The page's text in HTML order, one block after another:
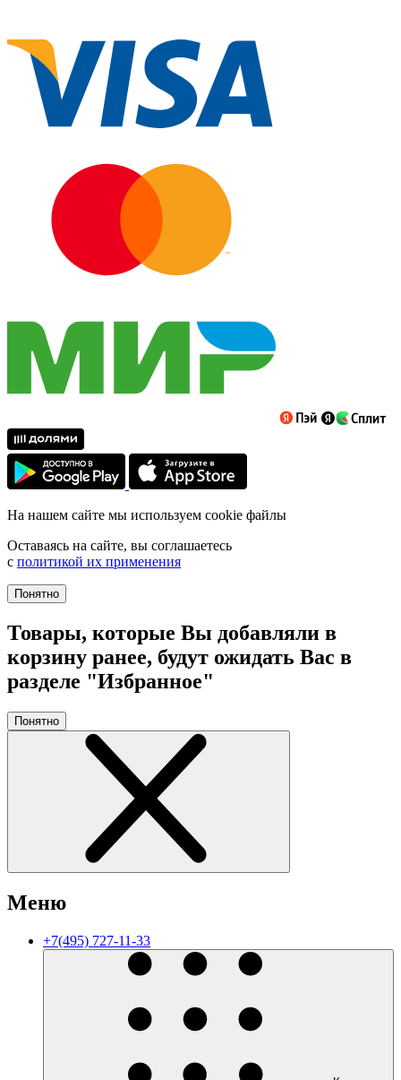
На нашем сайте мы используем cookie файлы
Оставаясь на сайте, вы соглашаетесь
с политикой их применения
Понятно
Товары, которые Вы добавляли в
корзину ранее, будут ожидать Вас в
разделе "Избранное"
Понятно
Меню
+7(495) 727-11-33